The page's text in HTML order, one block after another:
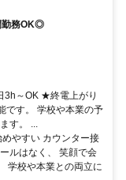
勤務OK◎
3h～OK ★終電上がり
です。 学校や本業の予
す。 ...
やすい カウンター接
ルはなく、 笑顔で会
学校や本業との両立に